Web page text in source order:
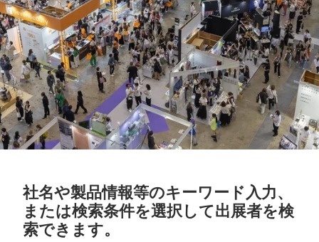
社名や製品情報等のキーワード入力、
または検索条件を選択して出展者を検
索できます。